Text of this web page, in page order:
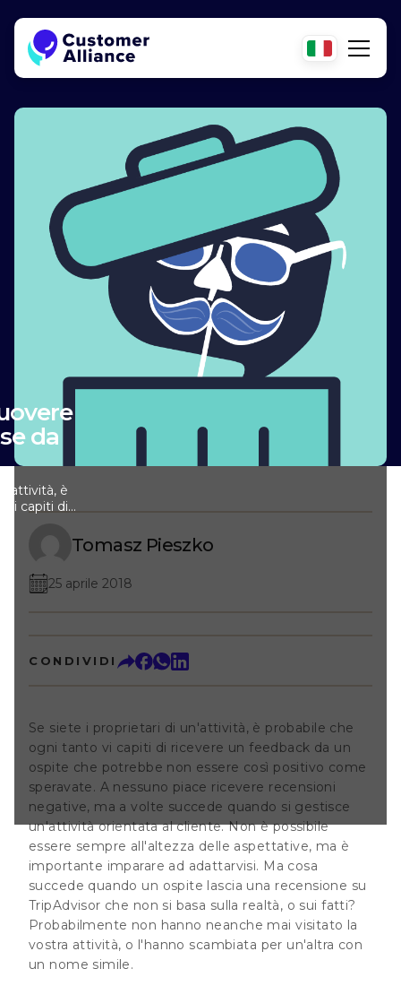
da
è
vi capiti di
positivo come
volte succede
orientata al
che non si basa
delle
da parte
quindi ora
o quelle che
della
facile.
inserita nel
che
Tomasz Pieszko
25 aprile 2018
CONDIVIDI
Se siete i proprietari di un'attività, è probabile che
ogni tanto vi capiti di ricevere un feedback da un
ospite che potrebbe non essere così positivo come
speravate. A nessuno piace ricevere recensioni
negative, ma a volte succede quando si gestisce
un'attività orientata al cliente. Non è possibile
essere sempre all'altezza delle aspettative, ma è
importante imparare ad adattarvisi. Ma cosa
succede quando un ospite lascia una recensione su
TripAdvisor che non si basa sulla realtà, o sui fatti?
Probabilmente non hanno neanche mai visitato la
vostra attività, o l'hanno scambiata per un'altra con
un nome simile.